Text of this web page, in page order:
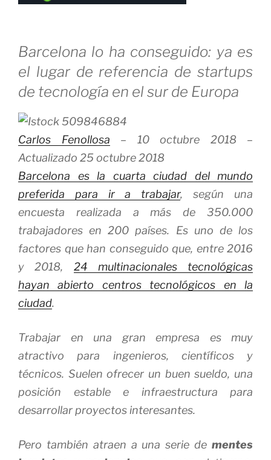
Barcelona lo ha conseguido: ya es
el lugar de referencia de startups
de tecnología en el sur de Europa
Carlos Fenollosa – 10 octubre 2018 –
Actualizado 25 octubre 2018
Barcelona es la cuarta ciudad del mundo
preferida para ir a trabajar, según una
encuesta realizada a más de 350.000
trabajadores en 200 países. Es uno de los
factores que han conseguido que, entre 2016
y 2018, 24 multinacionales tecnológicas
hayan abierto centros tecnológicos en la
ciudad.
Trabajar en una gran empresa es muy
atractivo para ingenieros, científicos y
técnicos. Suelen ofrecer un buen sueldo, una
posición estable e infraestructura para
desarrollar proyectos interesantes.
Pero también atraen a una serie de mentes